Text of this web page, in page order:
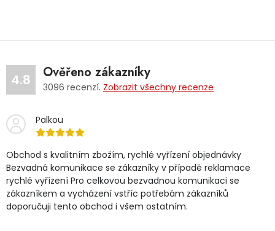
4.8 Ověřeno zákazníky
3096 recenzí. Zobrazit všechny recenze
Palkou
Obchod s kvalitním zbožím, rychlé vyřízení objednávky
Bezvadná komunikace se zákazníky v případě reklamace
rychlé vyřízení Pro celkovou bezvadnou komunikaci se
zákazníkem a vycházení vstříc potřebám zákazníků
doporučuji tento obchod i všem ostatním.